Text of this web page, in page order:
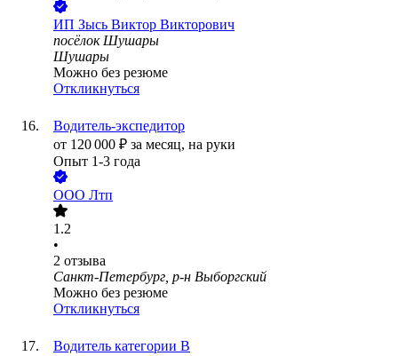
ИП Зысь Виктор Викторович
посёлок Шушары
Шушары
Можно без резюме
Откликнуться
Водитель-экспедитор
от 120 000 ₽ за месяц, на руки
Опыт 1-3 года
ООО Лтп
1.2
•
2 отзыва
Санкт-Петербург, р-н Выборгский
Можно без резюме
Откликнуться
Водитель категории B